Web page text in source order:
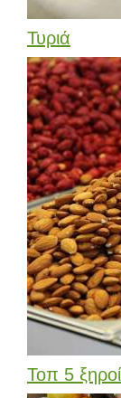
Τυριά
Τοπ 5